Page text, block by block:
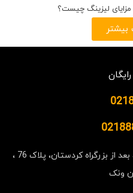
مزایای لیزینگ چیست؟
تهران، میدان ونک، خیابان ملاصدرا، بعد از بزرگراه کردستان، پلاک 76 ،
ونک